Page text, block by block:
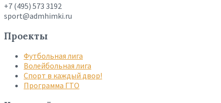
+7 (495) 573 3192
sport@admhimki.ru
Проекты
Футбольная лига
Волейбольная лига
Спорт в каждый двор!
Программа ГТО